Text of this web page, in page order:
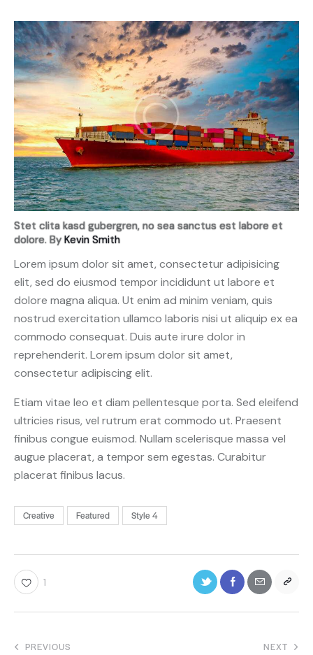
Stet clita kasd gubergren, no sea sanctus est labore et
dolore. ByKevin Smith
Lorem ipsum dolor sit amet, consectetur adipisicing
elit, sed do eiusmod tempor incididunt ut labore et
dolore magna aliqua. Ut enim ad minim veniam, quis
nostrud exercitation ullamco laboris nisi ut aliquip ex ea
commodo consequat. Duis aute irure dolor in
reprehenderit. Lorem ipsum dolor sit amet,
consectetur adipiscing elit.
Etiam vitae leo et diam pellentesque porta. Sed eleifend
ultricies risus, vel rutrum erat commodo ut. Praesent
finibus congue euismod. Nullam scelerisque massa vel
augue placerat, a tempor sem egestas. Curabitur
placerat finibus lacus.
Creative Featured Style 4
1
PREVIOUS NEXT